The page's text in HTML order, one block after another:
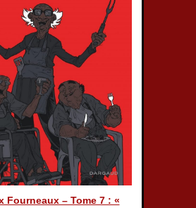
Fourneaux – Tome 7 : «